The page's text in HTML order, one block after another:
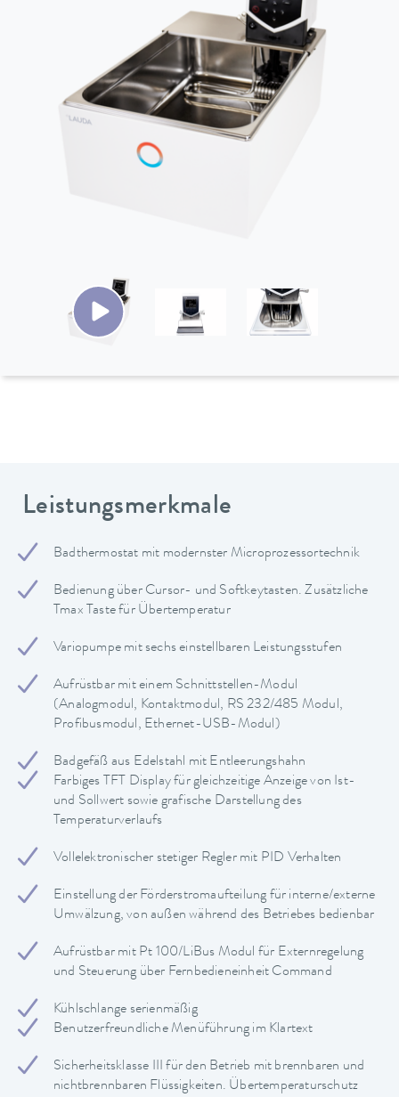
Leistungsmerkmale
Badthermostat mit modernster Microprozessortechnik
Bedienung über Cursor- und Softkeytasten. Zusätzliche
Tmax Taste für Übertemperatur
Variopumpe mit sechs einstellbaren Leistungsstufen
Aufrüstbar mit einem Schnittstellen-Modul
(Analogmodul, Kontaktmodul, RS 232/485 Modul,
Profibusmodul, Ethernet-USB-Modul)
Badgefäß aus Edelstahl mit Entleerungshahn
Farbiges TFT Display für gleichzeitige Anzeige von Ist-
und Sollwert sowie grafische Darstellung des
Temperaturverlaufs
Vollelektronischer stetiger Regler mit PID Verhalten
Einstellung der Förderstromaufteilung für interne/externe
Umwälzung, von außen während des Betriebes bedienbar
Aufrüstbar mit Pt 100/LiBus Modul für Externregelung
und Steuerung über Fernbedieneinheit Command
Kühlschlange serienmäßig
Benutzerfreundliche Menüführung im Klartext
Sicherheitsklasse III für den Betrieb mit brennbaren und
nichtbrennbaren Flüssigkeiten. Übertemperaturschutz